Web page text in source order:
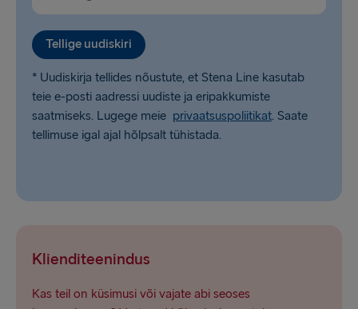
Belfast → Cairnryan
Hook of Holland → Harwich
Rosslare → Fishguard
Tellige uudiskiri
* Uudiskirja tellides nõustute, et Stena Line kasutab
teie e-posti aadressi uudiste ja eripakkumiste
saatmiseks. Lugege meie privaatsuspoliitikat. Saate
tellimuse igal ajal hõlpsalt tühistada.
Klienditeenindus
Kas teil on küsimusi või vajate abi seoses